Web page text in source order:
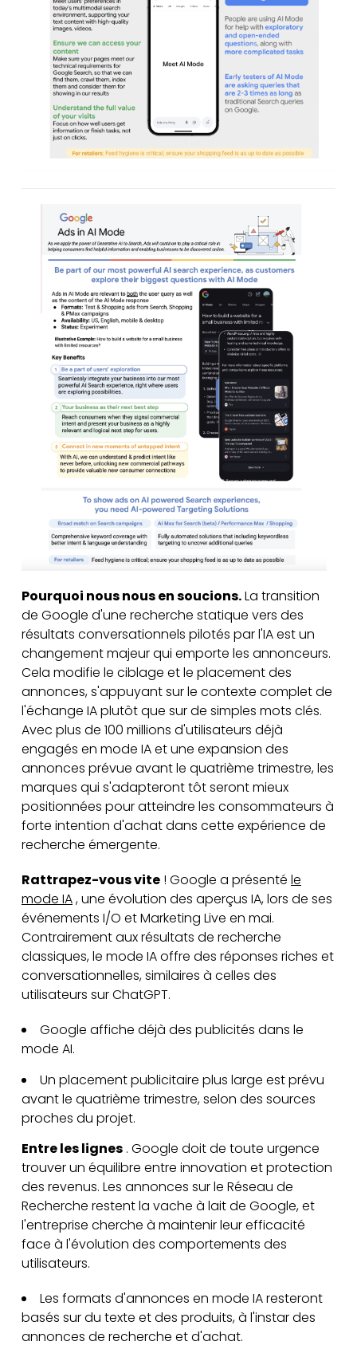
Pourquoi nous nous en soucions.La transition
de Google d'une recherche statique vers des
résultats conversationnels pilotés par l'IA est un
changement majeur qui emporte les annonceurs.
Cela modifie le ciblage et le placement des
annonces, s'appuyant sur le contexte complet de
l'échange IA plutôt que sur de simples mots clés.
Avec plus de 100 millions d'utilisateurs déjà
engagés en mode IA et une expansion des
annonces prévue avant le quatrième trimestre, les
marques qui s'adapteront tôt seront mieux
positionnées pour atteindre les consommateurs à
forte intention d'achat dans cette expérience de
recherche émergente.
Rattrapez-vous vite ! Google a présenté le
mode IA, une évolution des aperçus IA, lors de ses
événements I/O et Marketing Live en mai.
Contrairement aux résultats de recherche
classiques, le mode IA offre des réponses riches et
conversationnelles, similaires à celles des
utilisateurs sur ChatGPT.
Google affiche déjà des publicités dans le
mode AI.
Un placement publicitaire plus large est prévu
avant le quatrième trimestre, selon des sources
proches du projet.
Entre les lignes . Google doit de toute urgence
trouver un équilibre entre innovation et protection
des revenus. Les annonces sur le Réseau de
Recherche restent la vache à lait de Google, et
l'entreprise cherche à maintenir leur efficacité
face à l'évolution des comportements des
utilisateurs.
Les formats d'annonces en mode IA resteront
basés sur du texte et des produits, à l'instar des
annonces de recherche et d'achat.